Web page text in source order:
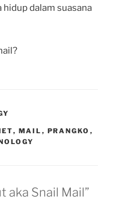
dalam suasana
, MAIL , PRANGKO ,
aka Snail Mail”